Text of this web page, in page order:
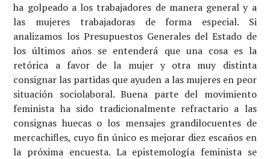
ha golpeado a los trabajadores de manera general y a
las mujeres trabajadoras de forma especial. Si
analizamos los Presupuestos Generales del Estado de
los últimos años se entenderá que una cosa es la
retórica a favor de la mujer y otra muy distinta
consignar las partidas que ayuden a las mujeres en peor
situación sociolaboral. Buena parte del movimiento
feminista ha sido tradicionalmente refractario a las
consignas huecas o los mensajes grandilocuentes de
mercachifles, cuyo fin único es mejorar diez escaños en
la próxima encuesta. La epistemología feminista se